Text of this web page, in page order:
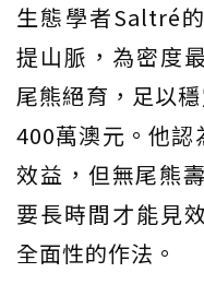
生態學者Saltré
提山脈，為密度
尾熊絕育，足以
400萬澳元。他認
效益，但無尾熊
要長時間才能見
全面性的作法。